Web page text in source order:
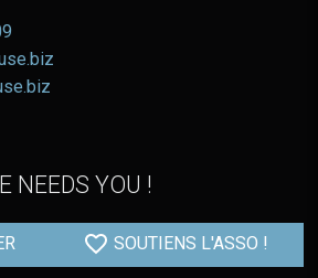
NEEDS YOU !
SOUTIENS L'ASSO !